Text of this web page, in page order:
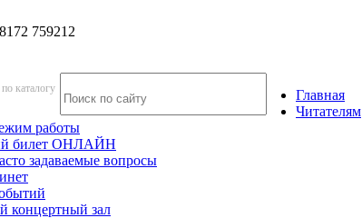
759212
каталогу
Главная
Читателям
работы
билет ОНЛАЙН
задаваемые вопросы
концертный зал